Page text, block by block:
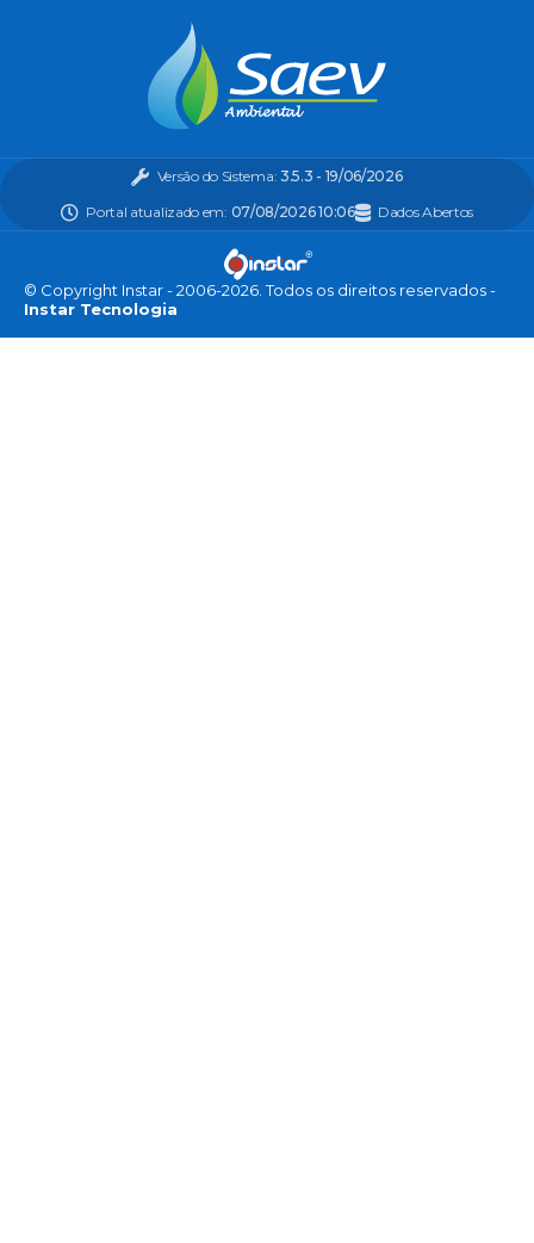
Versão do Sistema: 3.5.3 - 19/06/2026
Portal atualizado em: 07/08/2026 10:06 Dados Abertos
© Copyright Instar - 2006-2026. Todos os direitos reservados -
Instar Tecnologia